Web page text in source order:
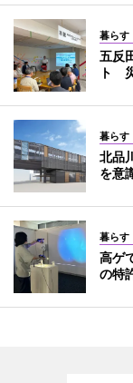
暮らす
五反
ト
暮らす
北品
を意
暮らす
高ゲ
の特